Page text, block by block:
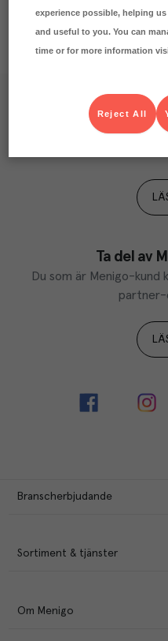
Våra
Läs inspirerande
Ta del av
Du som är Menigo-kund
partner-
Branscherbjudande
Sortiment & tjänster
Om Menigo
experience possible, helping
and useful to you. You can
time or for more information
Reject All